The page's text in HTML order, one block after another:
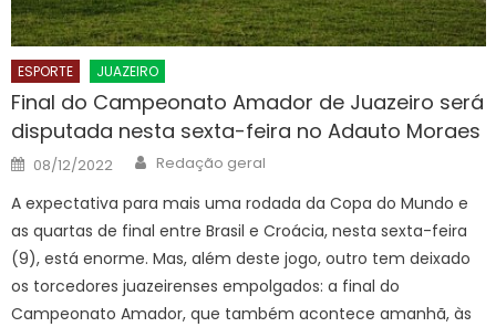
ESPORTE JUAZEIRO
Final do Campeonato Amador de Juazeiro será
disputada nesta sexta-feira no Adauto Moraes
Posted
on
08/12/2022 Author
Redação geral
A expectativa para mais uma rodada da Copa do Mundo e
as quartas de final entre Brasil e Croácia, nesta sexta-feira
(9), está enorme. Mas, além deste jogo, outro tem deixado
os torcedores juazeirenses empolgados: a final do
Campeonato Amador, que também acontece amanhã, às